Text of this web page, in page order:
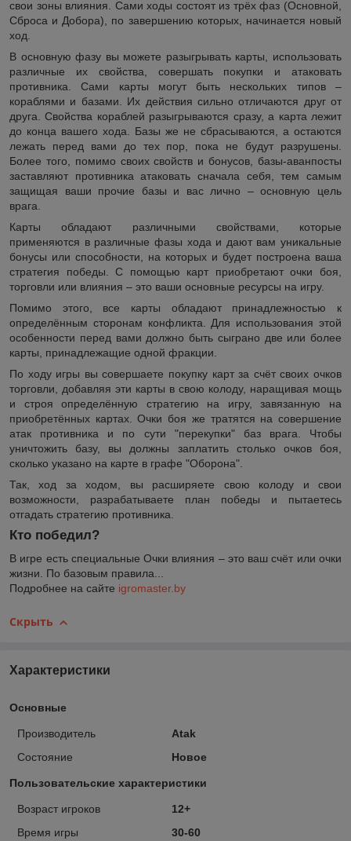
свои зоны влияния. Сами ходы состоят из трёх фаз (Основной,
Сброса и Добора), по завершению которых, начинается новый
ход.
В основную фазу вы можете разыгрывать карты, использовать
различные их свойства, совершать покупки и атаковать
противника. Сами карты могут быть нескольких типов –
кораблями и базами. Их действия сильно отличаются друг от
друга. Свойства кораблей разыгрываются сразу, а карта лежит
до конца вашего хода. Базы же не сбрасываются, а остаются
лежать перед вами до тех пор, пока не будут разрушены.
Более того, помимо своих свойств и бонусов, базы-аванпосты
заставляют противника атаковать сначала себя, тем самым
защищая ваши прочие базы и вас лично – основную цель
врага.
Карты обладают различными свойствами, которые
применяются в различные фазы хода и дают вам уникальные
бонусы или способности, на которых и будет построена ваша
стратегия победы. С помощью карт приобретают очки боя,
торговли или влияния – это ваши основные ресурсы на игру.
Помимо этого, все карты обладают принадлежностью к
определённым сторонам конфликта. Для использования этой
особенности перед вами должно быть сыграно две или более
карты, принадлежащие одной фракции.
По ходу игры вы совершаете покупку карт за счёт своих очков
торговли, добавляя эти карты в свою колоду, наращивая мощь
и строя определённую стратегию на игру, завязанную на
приобретённых картах. Очки боя же тратятся на совершение
атак противника и по сути "перекупки" баз врага. Чтобы
уничтожить базу, вы должны заплатить столько очков боя,
сколько указано на карте в графе "Оборона".
Так, ход за ходом, вы расширяете свою колоду и свои
возможности, разрабатываете план победы и пытаетесь
отгадать стратегию противника.
Кто победил?
В игре есть специальные Очки влияния – это ваш счёт или очки
жизни. По базовым правила...
Подробнее на сайте igromaster.by
Скрыть
Характеристики
Основные
Производитель
Atak
Состояние
Новое
Пользовательские характеристики
Возраст игроков
12+
Время игры
30-60